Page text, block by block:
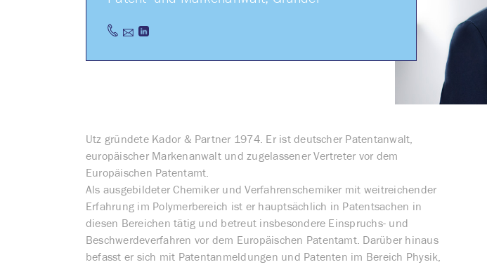
Utz gründete Kador & Partner 1974. Er ist deutscher Patentanwalt,
europäischer Markenanwalt und zugelassener Vertreter vor dem
Europäischen Patentamt.
Als ausgebildeter Chemiker und Verfahrenschemiker mit weitreichender
Erfahrung im Polymerbereich ist er hauptsächlich in Patentsachen in
diesen Bereichen tätig und betreut insbesondere Einspruchs- und
Beschwerdeverfahren vor dem Europäischen Patentamt. Darüber hinaus
befasst er sich mit Patentanmeldungen und Patenten im Bereich Physik,